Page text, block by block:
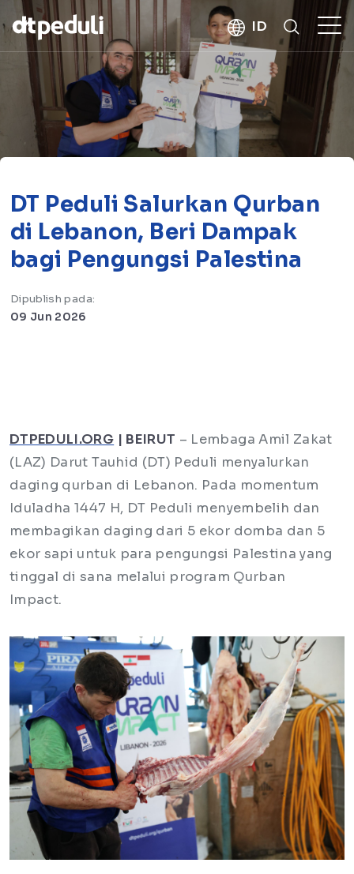
kebaikan
ID
DT Peduli Salurkan Qurban
di Lebanon, Beri Dampak
bagi Pengungsi Palestina
Dipublish pada:
09 Jun 2026
DTPEDULI.ORG | BEIRUT – Lembaga Amil Zakat
(LAZ) Darut Tauhid (DT) Peduli menyalurkan
daging qurban di Lebanon. Pada momentum
Iduladha 1447 H, DT Peduli menyembelih dan
membagikan daging dari 5 ekor domba dan 5
ekor sapi untuk para pengungsi Palestina yang
tinggal di sana melalui program Qurban
Impact.